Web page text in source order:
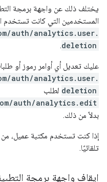
يختلف ذلك عن واجهة برمجة
المستخدمين التي كانت تستخدم
auth/analytics.user.
deletion
.
عليك تعديل أي أوامر رموز أو
auth/analytics.user.
deletion لطلب
auth/analytics.edit
بدلاً من ذلك.
إذا كنت تستخدم مكتبة عميل، من
تلقائيًا.
إيقاف واجهة برمجة